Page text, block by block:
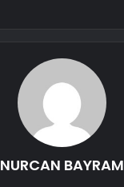
NURCAN BAYRAM